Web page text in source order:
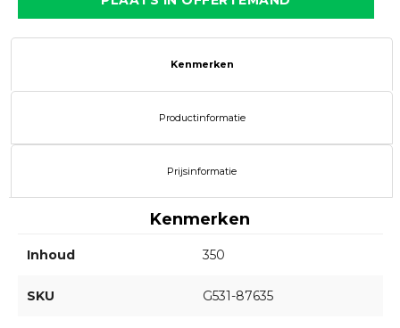
Kenmerken
Productinformatie
Prijsinformatie
Kenmerken
Inhoud 350
SKU G531-87635